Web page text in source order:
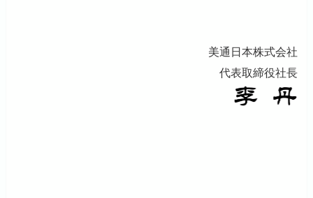
美通日本株式会社
代表取締役社長